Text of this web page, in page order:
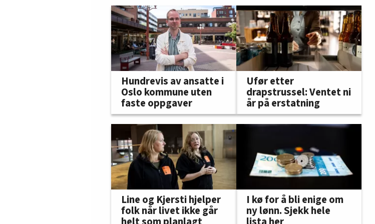
Hundrevis av ansatte i
Oslo kommune uten
faste oppgaver
Ufør etter
drapstrussel: Ventet ni
år på erstatning
Line og Kjersti hjelper
folk når livet ikke går
I kø for å bli enige om
ny lønn. Sjekk hele